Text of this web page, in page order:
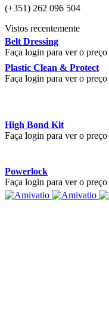
(+351) 262 096 504
Vistos recentemente
Belt Dressing
Faça login para ver o preço
Plastic Clean & Protect
Faça login para ver o preço
High Bond Kit
Faça login para ver o preço
Powerlock
Faça login para ver o preço